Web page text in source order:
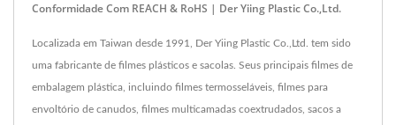
Conformidade Com REACH & RoHS | Der Yiing Plastic Co.,Ltd.
Localizada em Taiwan desde 1991, Der Yiing Plastic Co.,Ltd. tem sido
uma fabricante de filmes plásticos e sacolas. Seus principais filmes de
embalagem plástica, incluindo filmes termosseláveis, filmes para
envoltório de canudos, filmes multicamadas coextrudados, sacos a